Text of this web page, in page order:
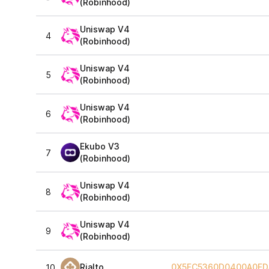
(Robinhood)
4
Uniswap V4
(Robinhood)
5
Uniswap V4
(Robinhood)
6
Uniswap V4
(Robinhood)
7
Ekubo V3
(Robinhood)
8
Uniswap V4
(Robinhood)
9
Uniswap V4
(Robinhood)
Rialto